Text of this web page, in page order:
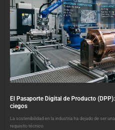
El Pasaporte Digital de Producto
ciegos
La sostenibilidad en la industria ha dejado de ser
requisito técnico